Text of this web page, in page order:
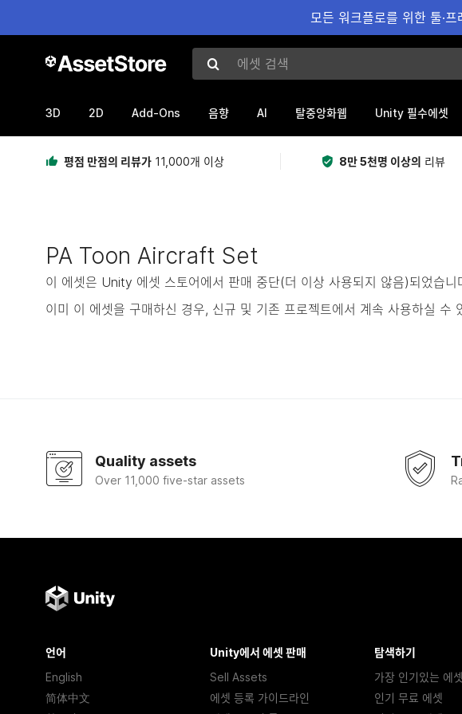
모든 워크플로를 위한 툴·
에셋 검색
3D 2D Add-Ons 음향 AI 탈중앙화웹 Unity 필수에셋
평점 만점의 리뷰가 11,000개 이상 8만 5천명 이상의 리뷰
PA Toon Aircraft Set
이 에셋은 Unity 에셋 스토어에서 판매 중단(더 이상 사용되지 않음)되었습
이미 이 에셋을 구매하신 경우, 신규 및 기존 프로젝트에서 계속 사용하실 수
Quality assets
Over 11,000 five-star assets
언어
English
简体中文
Unity에서 에셋 판매
Sell Assets
에셋 등록 가이드라인
탐색하기
가장 인기있는 에셋
인기 무료 에셋